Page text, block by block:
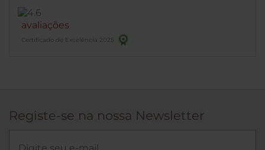
avaliações
Certificado de Excelência 2025
Registe-se na nossa Newsletter